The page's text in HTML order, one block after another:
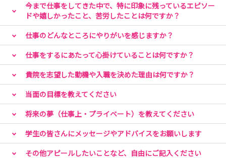
今まで仕事をしてきた中で、特に印象に残っているエピソー
ドや嬉しかったこと、苦労したことは何ですか？
仕事のどんなところにやりがいを感じますか？
仕事をするにあたって心掛けていることは何ですか？
貴院を志望した動機や入職を決めた理由は何ですか？
当面の目標を教えてください
将来の夢（仕事上・プライベート）を教えてください
学生の皆さんにメッセージやアドバイスをお願いします
その他アピールしたいことなど、自由にご記入ください